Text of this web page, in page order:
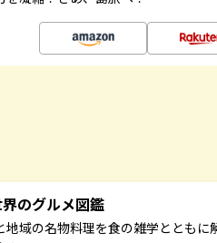
のグルメ図鑑
地域の名物料理を食の雑学ととも